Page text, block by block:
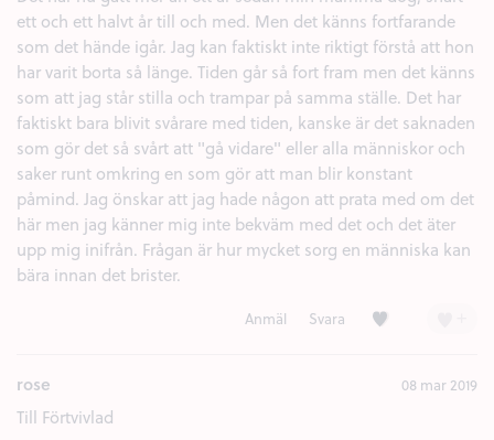
ett och ett halvt år till och med. Men det känns fortfarande
som det hände igår. Jag kan faktiskt inte riktigt förstå att hon
har varit borta så länge. Tiden går så fort fram men det känns
som att jag står stilla och trampar på samma ställe. Det har
faktiskt bara blivit svårare med tiden, kanske är det saknaden
som gör det så svårt att "gå vidare" eller alla människor och
saker runt omkring en som gör att man blir konstant
påmind. Jag önskar att jag hade någon att prata med om det
här men jag känner mig inte bekväm med det och det äter
upp mig inifrån. Frågan är hur mycket sorg en människa kan
bära innan det brister.
Anmäl Svara Kärlek (1)
rose 08 mar 2019
Till Förtvivlad